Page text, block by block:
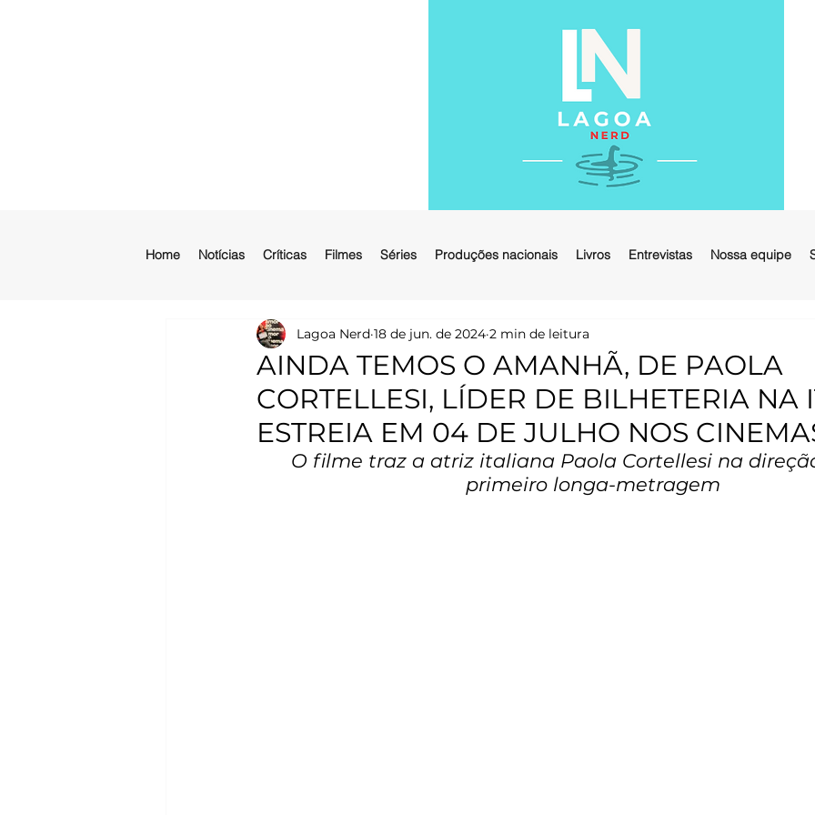
Home Notícias Críticas Filmes Séries Produções nacionais Livros Entrevistas Nossa equipe
AINDA TEMOS O AMANHÃ, DE PAOLA
CORTELLESI, LÍDER DE BILHETERIA NA
ESTREIA EM 04 DE JULHO NOS
Lagoa Nerd 18 de jun. de 2024 2 min de leitura
O filme traz a atriz italiana Paola Cortellesi na
primeiro longa-metragem